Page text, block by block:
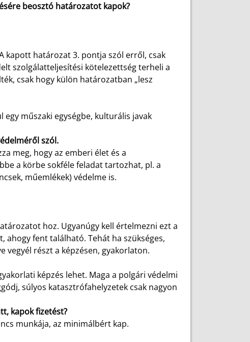
beosztó határozatot kapok?
kapott határozat 3. pontja szól erről, csak
szolgálatteljesítési kötelezettség terheli a
csak hogy külön határozatban „lesz
műszaki egységbe, kulturális javak
szól.
meg, hogy az emberi élet és a
a körbe sokféle feladat tartozhat, pl. a
műemlékek) védelme is.
hoz. Ugyanúgy kell értelmezni ezt a
fent található. Tehát ha szükséges,
vegyél részt a képzésen, gyakorlaton.
képzés lehet. Maga a polgári védelmi
súlyos katasztrófahelyzetek csak nagyon
kapok fizetést?
munkája, az minimálbért kap.